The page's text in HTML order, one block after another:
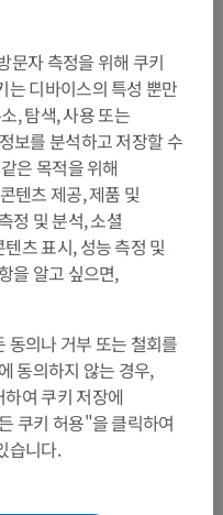
문자 측정을 위해 쿠키
는 디바이스의 특성 뿐만
, 탐색, 사용 또는
보를 분석하고 저장할 수
은 목적을 위해
텐츠 제공, 제품 및
정 및 분석, 소셜
츠 표시, 성능 측정 및
을 알고 싶으면,
동의나 거부 또는 철회를
동의하지 않는 경우,
여 쿠키 저장에
쿠키 허용"을 클릭하여
습니다.